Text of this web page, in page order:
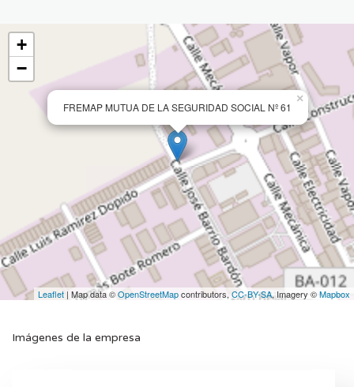
FREMAP MUTUA DE LA SEGURIDAD SOCIAL Nº 61
×
+
−
Leaflet | Map data ©OpenStreetMapcontributors, CC-BY-SA, Imagery ©Mapbox
Imágenes de la empresa